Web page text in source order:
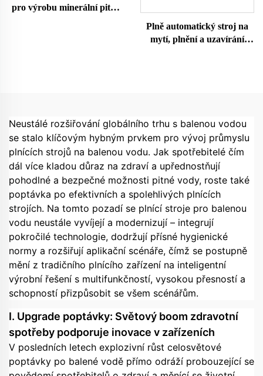
pro výrobu minerální pitné
Plně automatický stroj na
mytí, plnění a uzavírání
Neustálé rozšiřování globálního trhu s balenou vodou
se stalo klíčovým hybným prvkem pro vývoj průmyslu
plnících strojů na balenou vodu. Jak spotřebitelé čím
dál více kladou důraz na zdraví a upřednostňují
pohodlné a bezpečné možnosti pitné vody, roste také
poptávka po efektivních a spolehlivých plnících
strojích. Na tomto pozadí se plnící stroje pro balenou
vodu neustále vyvíjejí a modernizují – integrují
pokročilé technologie, dodržují přísné hygienické
normy a rozšiřují aplikační scénáře, čímž se postupně
mění z tradičního plnícího zařízení na inteligentní
výrobní řešení s multifunkčností, vysokou přesností a
schopností přizpůsobit se všem scénářům.
I. Upgrade poptávky: Světový boom zdravotní
spotřeby podporuje inovace v zařízeních
V posledních letech explozivní růst celosvětové
poptávky po balené vodě přímo odráží probouzející se